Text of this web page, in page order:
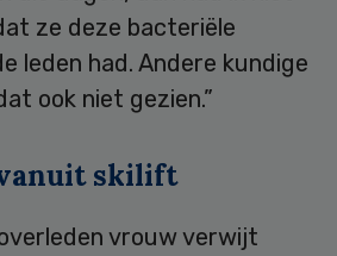
ze deze bacteriële
leden had. Andere kundige
ook niet gezien.”
skilift
vrouw verwijt